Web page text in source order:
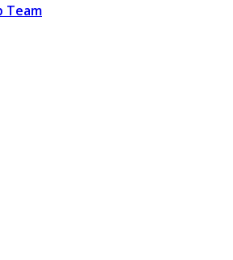
Team